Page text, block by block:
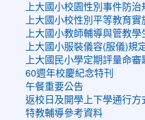
上大國小校園性別事件防治
上大國小校性別平等教育實
上大國小教師輔導與管教
上大國小服裝儀容(服儀)規
上大國民小學定期評量命
60週年校慶紀念特刊
午餐重要公告
返校日及開學上下學通行
特教輔導參考資料